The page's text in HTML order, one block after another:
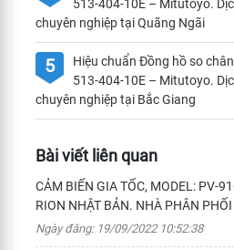
513-404-10E – Mitutoyo.
chuyên nghiệp tại Quãng Ngãi
5
Hiệu chuẩn Đồng hồ so
513-404-10E – Mitutoyo.
chuyên nghiệp tại Bắc Giang
Bài viết liên quan
CẢM BIẾN GIA TỐC, MODEL: PV-
RION NHẬT BẢN. NHÀ PHÂN
Ngày đăng: 19/09/2022 10:52:38